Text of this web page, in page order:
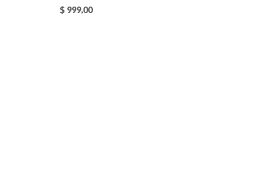
$999,00